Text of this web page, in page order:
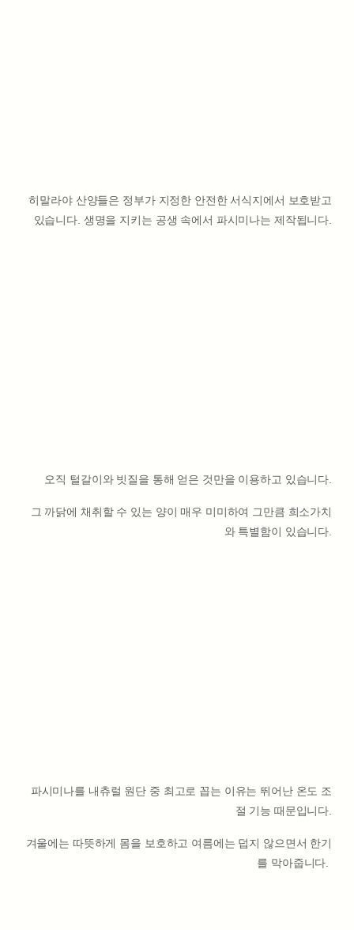
히말라야 산양들은 정부가 지정한 안전한 서식지에서 보호받고
있습니다. 생명을 지키는 공생 속에서 파시미나는 제작됩니다.
오직 털갈이와 빗질을 통해 얻은 것만을 이용하고 있습니다.
그 까닭에 채취할 수 있는 양이 매우 미미하여 그만큼 희소가치
와 특별함이 있습니다.
파시미나를 내츄럴 원단 중 최고로 꼽는 이유는 뛰어난 온도 조
절 기능 때문입니다.
겨울에는 따뜻하게 몸을 보호하고 여름에는 덥지 않으면서 한기
를 막아줍니다.